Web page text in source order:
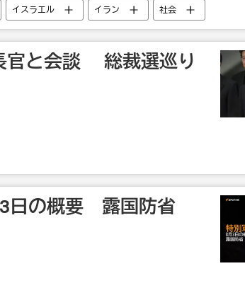
イスラエル イラン 社会
官と会談 総裁選巡り
日の概要 露国防省